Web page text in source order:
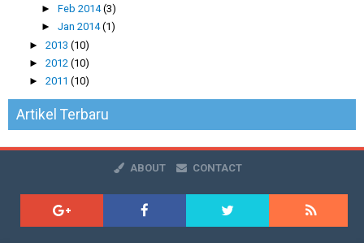
►Feb 2014(3)
►Jan 2014(1)
► 2013 (10)
► 2012 (10)
► 2011 (10)
Artikel Terbaru
ABOUT CONTACT